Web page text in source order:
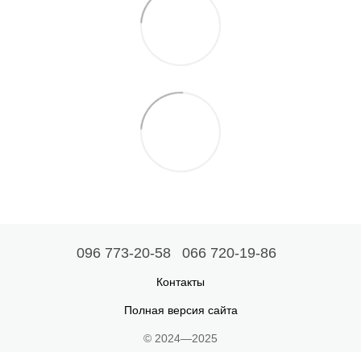
096 773-20-58 066 720-19-86
Контакты
Полная версия сайта
© 2024—2025